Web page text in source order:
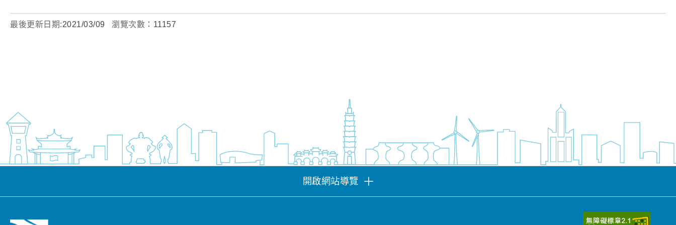
最後更新日期:2021/03/09 瀏覽次數： 11157
開啟網站導覽